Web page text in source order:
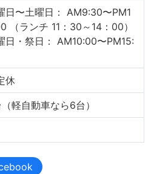
日〜土曜日： AM9:30〜PM1
（ランチ 11：30～14：00）
日・祭日： AM10:00〜PM15:
休
軽自動車なら6台）